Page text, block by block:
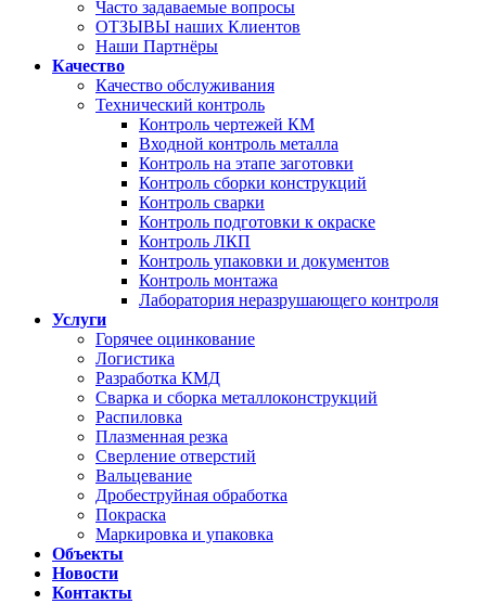
Часто задаваемые вопросы
ОТЗЫВЫ наших Клиентов
Наши Партнёры
Качество
Качество обслуживания
Технический контроль
Контроль чертежей КМ
Входной контроль металла
Контроль на этапе заготовки
Контроль сборки конструкций
Контроль сварки
Контроль подготовки к окраске
Контроль ЛКП
Контроль упаковки и документов
Контроль монтажа
Лаборатория неразрушающего контроля
Услуги
Горячее оцинкование
Логистика
Разработка КМД
Сварка и сборка металлоконструкций
Распиловка
Плазменная резка
Сверление отверстий
Вальцевание
Дробеструйная обработка
Покраска
Маркировка и упаковка
Объекты
Новости
Контакты